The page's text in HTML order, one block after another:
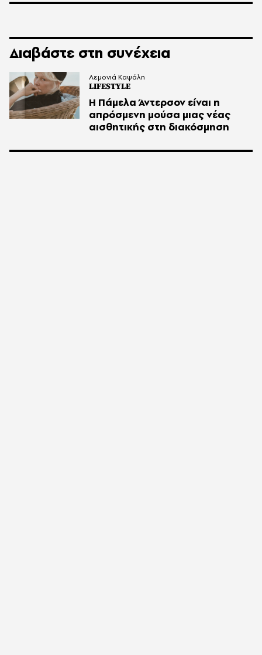
Διαβάστε στη συνέχεια
LIFESTYLE
Η Πάμελα Άντερσον είναι η
απρόσμενη μούσα μιας νέας
αισθητικής στη διακόσμηση
Λεμονιά Καψάλη